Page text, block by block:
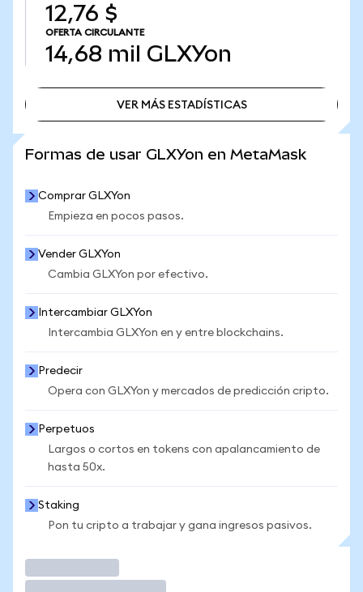
12,76 $
OFERTA CIRCULANTE
14,68 mil GLXYon
VER MÁS ESTADÍSTICAS
Formas de usar GLXYon en MetaMask
Comprar GLXYon
Empieza en pocos pasos.
Vender GLXYon
Cambia GLXYon por efectivo.
Intercambiar GLXYon
Intercambia GLXYon en y entre blockchains.
Predecir
Opera con GLXYon y mercados de predicción cripto.
Perpetuos
Largos o cortos en tokens con apalancamiento de
hasta 50x.
Staking
Pon tu cripto a trabajar y gana ingresos pasivos.